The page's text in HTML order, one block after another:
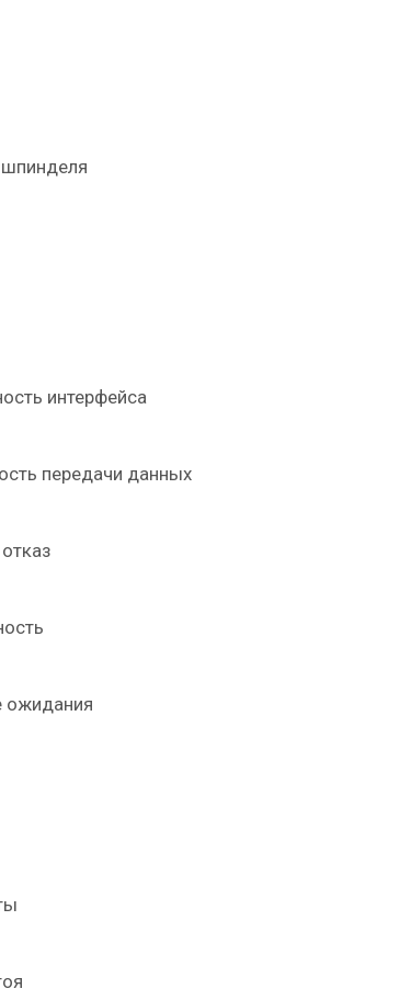
интерфейса
передачи данных
ожидания